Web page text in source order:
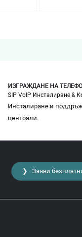
ИЗГРАЖДАНЕ НА
SIP VoIP Инсталиране &
Инсталиране и
централи.
❯ Заяви